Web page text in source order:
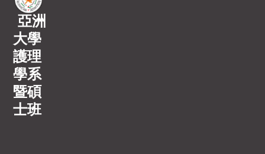
亞洲
大學
護理
學系
暨碩
士班